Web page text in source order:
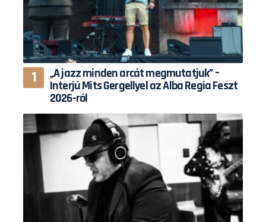
„A jazz minden arcát megmutatjuk” –
Interjú Mits Gergellyel az Alba Regia Feszt
2026-ról